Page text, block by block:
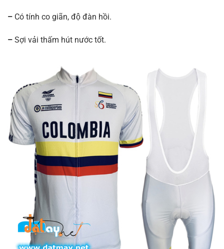
– Có tính co giãn, độ đàn hồi.
– Sợi vải thấm hút nước tốt.